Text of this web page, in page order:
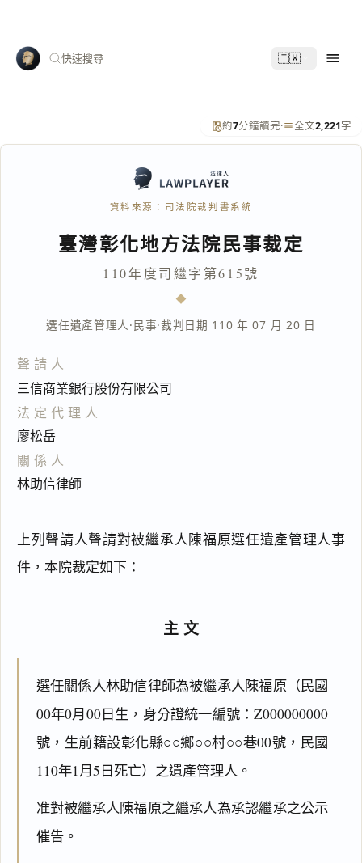
快速搜尋 🇹🇼
約7分鐘讀完· 全文2,221字
資料來源：司法院裁判書系統
臺灣彰化地方法院民事裁定
110年度司繼字第615號
選任遺產管理人 ·民事·裁判日期 110 年 07 月 20 日
聲請人
三信商業銀行股份有限公司
法定代理人
廖松岳
關係人
林助信律師
上列聲請人聲請對被繼承人陳福原選任遺產管理人事
件，本院裁定如下：
主文
選任關係人林助信律師為被繼承人陳福原（民國
00年0月00日生，身分證統一編號：Z000000000
號，生前籍設彰化縣○○鄉○○村○○巷00號，民國
110年1月5日死亡）之遺產管理人。
准對被繼承人陳福原之繼承人為承認繼承之公示
催告。